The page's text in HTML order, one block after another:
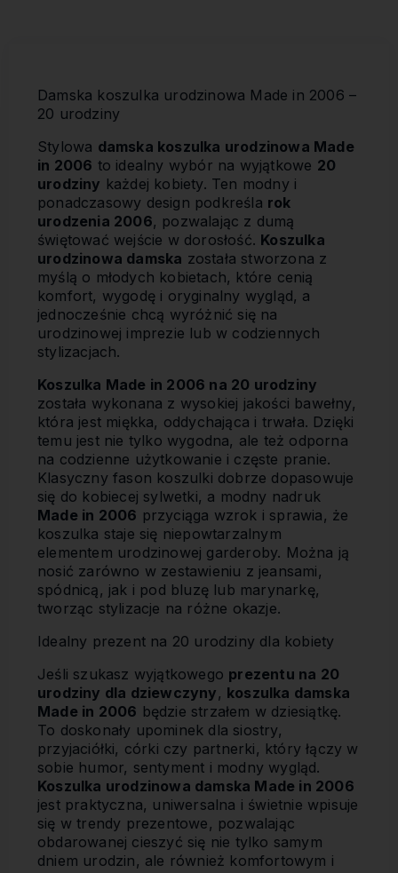
Damska koszulka urodzinowa Made in 2006 –
20 urodziny
Stylowa damska koszulka urodzinowa Made
in 2006 to idealny wybór na wyjątkowe 20
urodziny każdej kobiety. Ten modny i
ponadczasowy design podkreśla rok
urodzenia 2006, pozwalając z dumą
świętować wejście w dorosłość. Koszulka
urodzinowa damska została stworzona z
myślą o młodych kobietach, które cenią
komfort, wygodę i oryginalny wygląd, a
jednocześnie chcą wyróżnić się na
urodzinowej imprezie lub w codziennych
stylizacjach.
Koszulka Made in 2006 na 20 urodziny
została wykonana z wysokiej jakości bawełny,
która jest miękka, oddychająca i trwała. Dzięki
temu jest nie tylko wygodna, ale też odporna
na codzienne użytkowanie i częste pranie.
Klasyczny fason koszulki dobrze dopasowuje
się do kobiecej sylwetki, a modny nadruk
Made in 2006 przyciąga wzrok i sprawia, że
koszulka staje się niepowtarzalnym
elementem urodzinowej garderoby. Można ją
nosić zarówno w zestawieniu z jeansami,
spódnicą, jak i pod bluzę lub marynarkę,
tworząc stylizacje na różne okazje.
Idealny prezent na 20 urodziny dla kobiety
Jeśli szukasz wyjątkowego prezentu na 20
urodziny dla dziewczyny, koszulka damska
Made in 2006 będzie strzałem w dziesiątkę.
To doskonały upominek dla siostry,
przyjaciółki, córki czy partnerki, który łączy w
sobie humor, sentyment i modny wygląd.
Koszulka urodzinowa damska Made in 2006
jest praktyczna, uniwersalna i świetnie wpisuje
się w trendy prezentowe, pozwalając
obdarowanej cieszyć się nie tylko samym
dniem urodzin, ale również komfortowym i